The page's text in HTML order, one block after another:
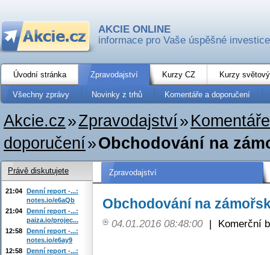
AKCIE ONLINE
informace pro Vaše úspěšné investice
Úvodní stránka Zpravodajství Kurzy CZ Kurzy
Všechny zprávy Novinky z trhů Komentáře a doporučení
Akcie.cz»Zpravodajství»
doporučení»Obchodování na
Zpravodajství
Obchodování na
04.01.2016 08:48:00 | Komerční
Právě diskutujete
21:04 Denní report -...:
notes.io/e6aQb
21:04 Denní report -...:
paiza.io/projec...
12:58 Denní report -...:
notes.io/e6ay9
12:58 Denní report -...: